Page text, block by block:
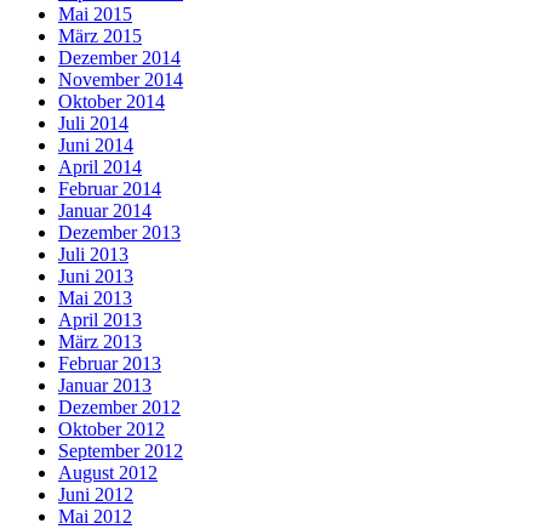
Mai 2015
März 2015
Dezember 2014
November 2014
Oktober 2014
Juli 2014
Juni 2014
April 2014
Februar 2014
Januar 2014
Dezember 2013
Juli 2013
Juni 2013
Mai 2013
April 2013
März 2013
Februar 2013
Januar 2013
Dezember 2012
Oktober 2012
September 2012
August 2012
Juni 2012
Mai 2012